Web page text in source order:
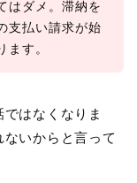
はダメ。滞納を
支払い請求が始
ます。
はなくなりま
いからと言って